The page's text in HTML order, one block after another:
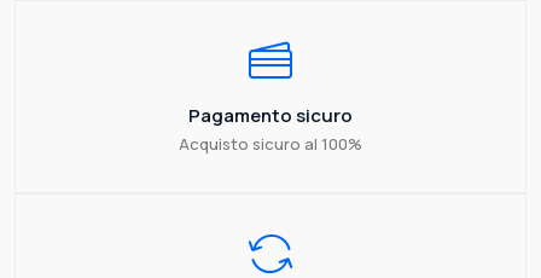
Pagamento sicuro
Acquisto sicuro al 100%